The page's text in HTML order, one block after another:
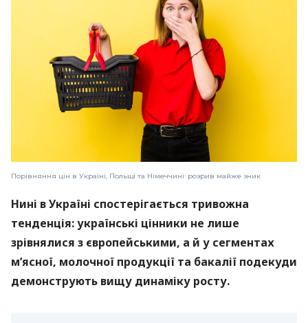
Порівняння цін в Україні, Польщі та Німеччині: розрив майже зник
Нині в Україні спостерігається тривожна
тенденція: українські цінники не лише
зрівнялися з європейськими, а й у сегментах
м’ясної, молочної продукції та бакалії подекуди
демонструють вищу динаміку росту.